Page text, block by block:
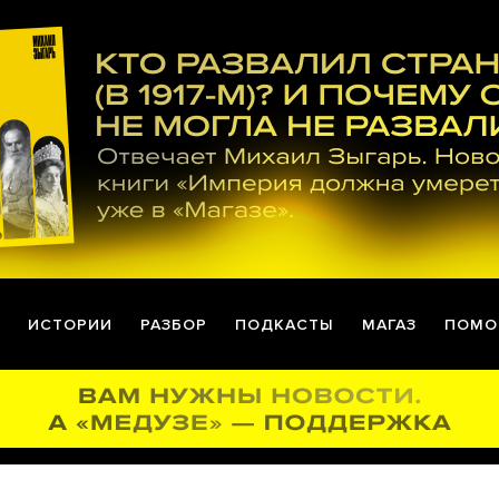
ИСТОРИИ РАЗБОР ПОДКАСТЫ МАГАЗ